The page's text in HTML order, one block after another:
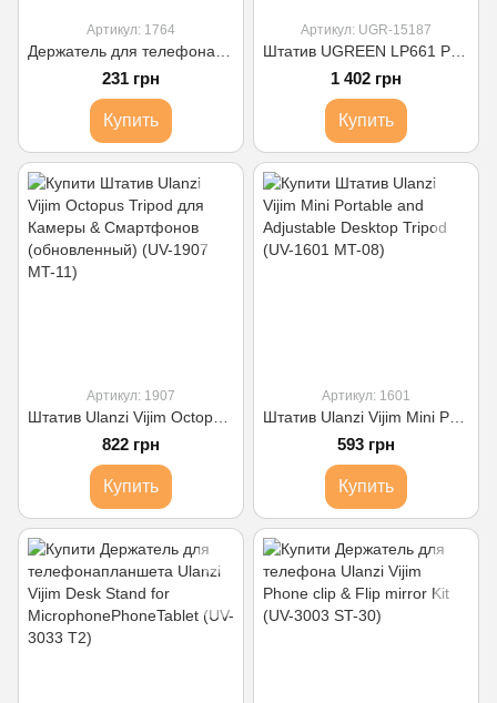
Артикул: 1764
231 грн
Купить
Артикул: UGR-15187
1 402 грн
Купить
Артикул: 1907
822 грн
Купить
Артикул: 1601
593 грн
Купить